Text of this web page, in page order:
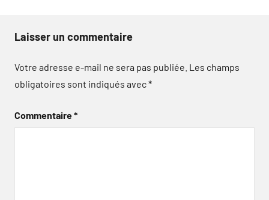
Laisser un commentaire
Votre adresse e-mail ne sera pas publiée. Les champs
obligatoires sont indiqués avec*
Commentaire*